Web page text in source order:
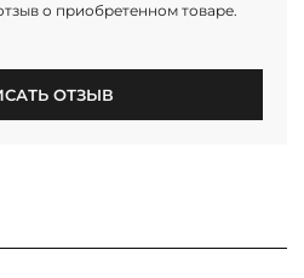
о приобретенном товаре.
ОТЗЫВ